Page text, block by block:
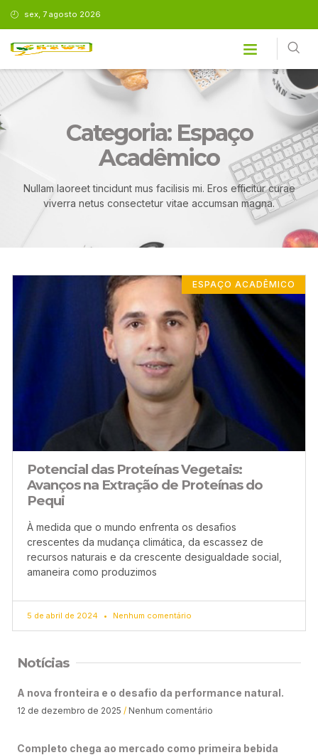
sex, 7 agosto 2026
Categoria: Espaço
Acadêmico
Nullam laoreet tincidunt mus facilisis mi. Eros efficitur curae
viverra netus consectetur vitae accumsan magna.
ESPAÇO ACADÊMICO
Potencial das Proteínas Vegetais:
Avanços na Extração de Proteínas do
Pequi
À medida que o mundo enfrenta os desafios
crescentes da mudança climática, da escassez de
recursos naturais e da crescente desigualdade social,
amaneira como produzimos
5 de abril de 2024 Nenhum comentário
Notícias
A nova fronteira e o desafio da performance natural.
12 de dezembro de 2025 Nenhum comentário
Completo chega ao mercado como primeira bebida